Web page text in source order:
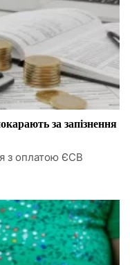
за запізнення
з оплатою ЄСВ